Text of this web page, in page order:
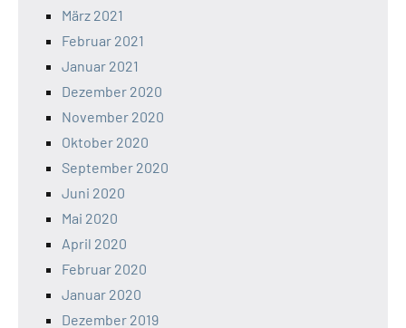
März 2021
Februar 2021
Januar 2021
Dezember 2020
November 2020
Oktober 2020
September 2020
Juni 2020
Mai 2020
April 2020
Februar 2020
Januar 2020
Dezember 2019